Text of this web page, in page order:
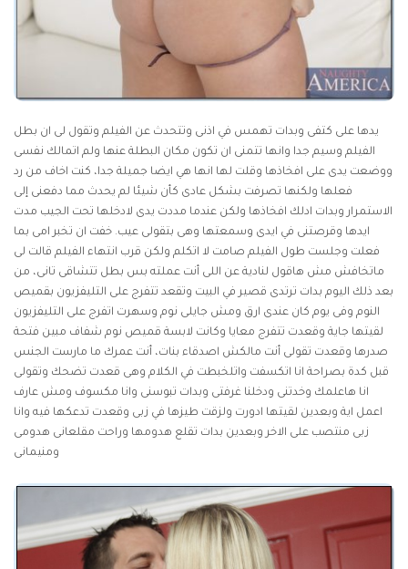
يدها على كتفى وبدات تهمس في اذنى وتتحدث عن الفيلم وتقول لى ان بطل
الفيلم وسيم جدا وانها تتمنى ان تكون مكان البطلة عنها ولم اتمالك نفسى
ووضعت يدى على افخاذها وقلت لها انها هي ايضا جميلة جدا، كنت اخاف من رد
فعلها ولكنها تصرفت بشكل عادى كأن شيئا لم يحدث مما دفعنى إلى
الاستمرار وبدات ادلك افخاذها ولكن عندما مددت يدى لادخلها تحت الجيب مدت
ايدها وقرصتنى في ايدى وسمعتها وهى بتقولى عيب. خفت ان تخبر امى بما
فعلت وجلست طول الفيلم صامت لا اتكلم ولكن قرب انتهاء الفيلم قالت لى
ماتخافش مش هاقول لنادية عن اللى أنت عملته بس بطل تتشاقى تانى، من
بعد ذلك اليوم بدات ترتدى قصير في البيت وتقعد تتفرج على التليفزيون بقميص
النوم وفى يوم كان عندى ارق ومش جايلى نوم وسهرت اتفرج على التليفزيون
لقيتها جاية وقعدت تتفرج معايا وكانت لابسة قميص نوم شفاف مبين فتحة
صدرها وقعدت تقولى أنت مالكش اصدقاء بنات، أنت عمرك ما مارست الجنس
قبل كدة بصراحة انا اتكسفت واتلخبطت في الكلام وهى قعدت تضحك وتقولى
انا هاعلمك وخدتنى ودخلنا غرفتى وبدات تبوسنى وانا مكسوف ومش عارف
اعمل اية وبعدين لقيتها ادورت ولزقت طيزها في زبى وقعدت تدعكها فيه وانا
زبى منتصب على الاخر وبعدين بدات تقلع هدومها وراحت مقلعانى هدومى
ومنيمانى